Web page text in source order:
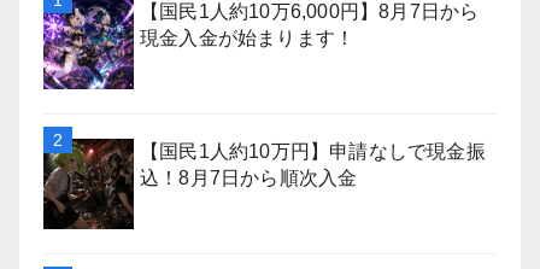
【国民1人約10万6,000円】8月7日から
現金入金が始まります！
【国民1人約10万円】申請なしで現金振
込！8月7日から順次入金